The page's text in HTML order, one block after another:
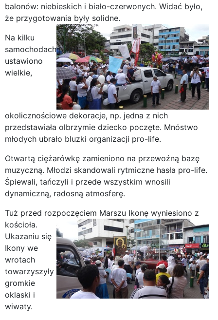
balonów: niebieskich i biało-czerwonych. Widać było,
że przygotowania były solidne.
Na kilku
samochodach
ustawiono
wielkie,
okolicznościowe dekoracje, np. jedna z nich
przedstawiała olbrzymie dziecko poczęte. Mnóstwo
młodych ubrało bluzki organizacji pro-life.
Otwartą ciężarówkę zamieniono na przewoźną bazę
muzyczną. Młodzi skandowali rytmiczne hasła pro-life.
Śpiewali, tańczyli i przede wszystkim wnosili
dynamiczną, radosną atmosferę.
Tuż przed rozpoczęciem Marszu Ikonę wyniesiono z
kościoła.
Ukazaniu się
Ikony we
wrotach
towarzyszyły
gromkie
oklaski i
wiwaty.